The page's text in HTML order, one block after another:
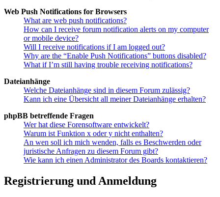
Web Push Notifications for Browsers
What are web push notifications?
How can I receive forum notification alerts on my computer
or mobile device?
Will I receive notifications if I am logged out?
Why are the “Enable Push Notifications” buttons disabled?
What if I’m still having trouble receiving notifications?
Dateianhänge
Welche Dateianhänge sind in diesem Forum zulässig?
Kann ich eine Übersicht all meiner Dateianhänge erhalten?
phpBB betreffende Fragen
Wer hat diese Forensoftware entwickelt?
Warum ist Funktion x oder y nicht enthalten?
An wen soll ich mich wenden, falls es Beschwerden oder
juristische Anfragen zu diesem Forum gibt?
Wie kann ich einen Administrator des Boards kontaktieren?
Registrierung und Anmeldung